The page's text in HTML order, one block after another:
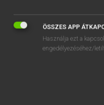
ÖSSZES APP
Használja ezt a
engedélyezéséhez/